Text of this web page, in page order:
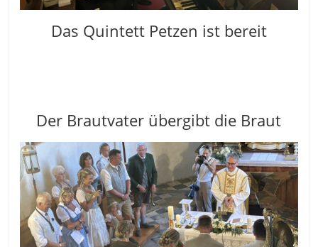
Das Quintett Petzen ist bereit
Der Brautvater übergibt die Braut